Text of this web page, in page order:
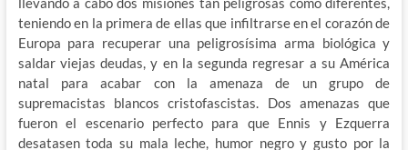
teniendo en la primera de ellas que infiltrarse en el corazón de
Europa para recuperar una peligrosísima arma biológica y
saldar viejas deudas, y en la segunda regresar a su América
natal para acabar con la amenaza de un grupo de
supremacistas blancos cristofascistas. Dos amenazas que
fueron el escenario perfecto para que Ennis y Ezquerra
desatasen toda su mala leche, humor negro y gusto por la